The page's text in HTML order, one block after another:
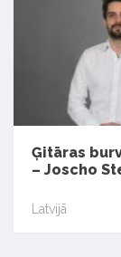
Ģitāras
– Joscho
Latvijā